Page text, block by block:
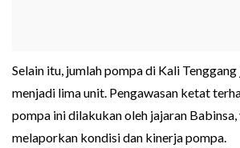
Selain itu, jumlah pompa di Kali
menjadi lima unit. Pengawasan ketat
pompa ini dilakukan oleh jajaran
melaporkan kondisi dan kinerja pompa.